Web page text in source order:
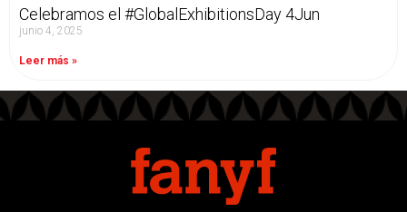
Celebramos el #GlobalExhibitionsDay 4Jun
junio 4, 2025
Leer más »